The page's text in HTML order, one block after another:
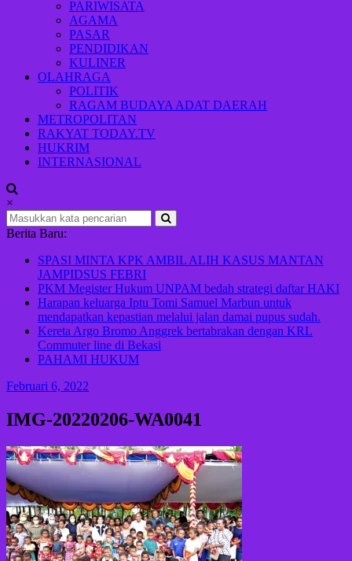
PARIWISATA
AGAMA
PASAR
PENDIDIKAN
KULINER
OLAHRAGA
POLITIK
RAGAM BUDAYA ADAT DAERAH
METROPOLITAN
RAKYAT TODAY.TV
HUKRIM
INTERNASIONAL
×
Berita Baru:
SPASI MINTA KPK AMBIL ALIH KASUS MANTAN
JAMPIDSUS FEBRI
PKM Megister Hukum UNPAM bedah strategi daftar HAKI
Harapan keluarga Iptu Tomi Samuel Marbun untuk
mendapatkan kepastian melalui jalan damai pupus sudah.
Kereta Argo Bromo Anggrek bertabrakan dengan KRL
Commuter line di Bekasi
PAHAMI HUKUM
Februari 6, 2022
IMG-20220206-WA0041